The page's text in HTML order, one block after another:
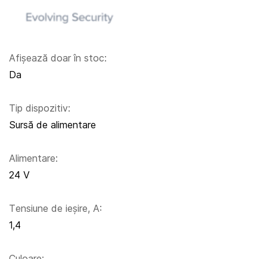
Afișează doar în stoc:
Da
Tip dispozitiv:
Sursă de alimentare
Alimentare:
24 V
Тensiune de ieșire, A:
1,4